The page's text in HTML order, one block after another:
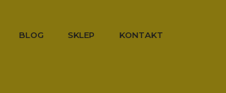
BLOG SKLEP KONTAKT